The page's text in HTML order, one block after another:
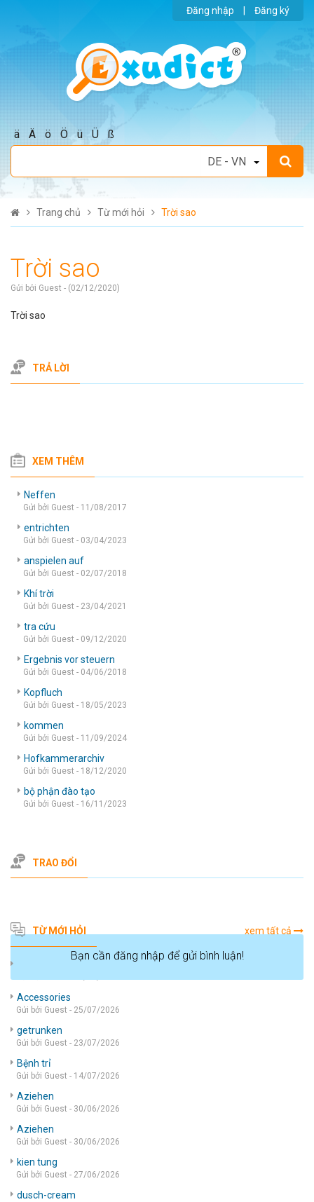
Đăng nhập Đăng ký
ä Ä ö Ö ü Ü ß
Trang chủ Từ mới hỏi Trời sao
Trời sao
Gửi bởi Guest - (02/12/2020)
Trời sao
TRẢ LỜI
XEM THÊM
Neffen
Gửi bởi Guest - 11/08/2017
entrichten
Gửi bởi Guest - 03/04/2023
anspielen auf
Gửi bởi Guest - 02/07/2018
Khí trời
Gửi bởi Guest - 23/04/2021
tra cứu
Gửi bởi Guest - 09/12/2020
Ergebnis vor steuern
Gửi bởi Guest - 04/06/2018
Kopfluch
Gửi bởi Guest - 18/05/2023
kommen
Gửi bởi Guest - 11/09/2024
Hofkammerarchiv
Gửi bởi Guest - 18/12/2020
bộ phận đào tạo
Gửi bởi Guest - 16/11/2023
TRAO ĐỔI
Bạn cần đăng nhập để gửi bình luận!
TỪ MỚI HỎI xem tất cả
Accessories
Gửi bởi Guest - 25/07/2026
getrunken
Gửi bởi Guest - 23/07/2026
Bệnh trỉ
Gửi bởi Guest - 14/07/2026
Aziehen
Gửi bởi Guest - 30/06/2026
Aziehen
Gửi bởi Guest - 30/06/2026
kien tung
Gửi bởi Guest - 27/06/2026
dusch-cream